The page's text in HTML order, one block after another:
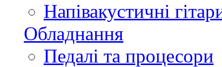
Напівакустичні
Обладнання
Педалі та процесори